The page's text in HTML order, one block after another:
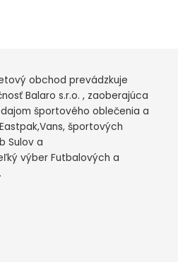
obchod prevádzkuje
Balaro s.r.o. , zaoberajúca
športového oblečenia a
športových
Sulov a
výber Futbalových a